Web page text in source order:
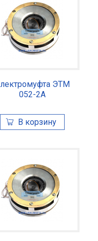
ЭТМ
052-2А